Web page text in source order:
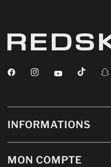
INFORMATIONS
MON COMPTE